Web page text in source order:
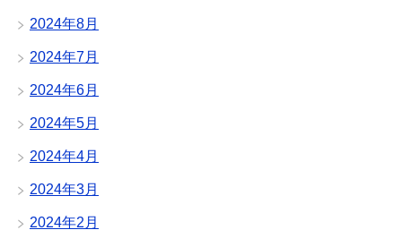
2024年8月
2024年7月
2024年6月
2024年5月
2024年4月
2024年3月
2024年2月